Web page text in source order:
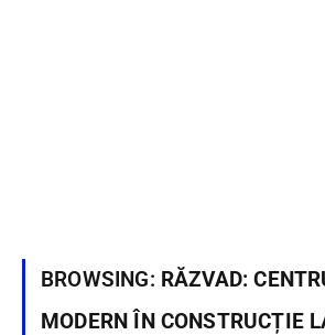
BROWSING: RĂZVAD:
MODERN ÎN CONSTRUCȚIE